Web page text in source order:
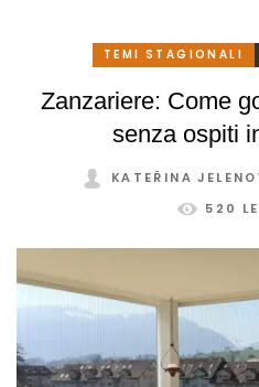
rilassarsi. Che peccato, però.
intelligente, potrete
comodità, in ogni
TEMI STAGIONALI
Zanzariere: Come
senza ospiti
KATEŘINA
520